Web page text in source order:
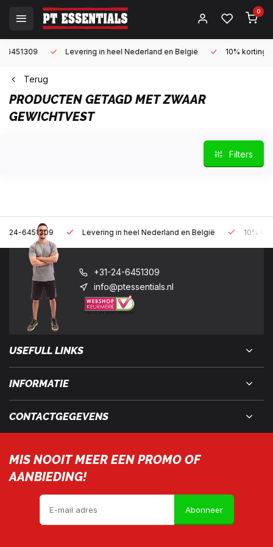
0
Levering in heel Nederland en België 10% korting met een
Terug
PRODUCTEN GETAGD MET ZWAAR
GEWICHTVEST
Filters
Levering in heel Nederland en België 10% korting met
+31-24-6451309
info@ptessentials.nl
USEFULL LINKS
INFORMATIE
CONTACTGEGEVENS
MIS NOOIT MEER EEN PROMO OF
AANBIEDING!
Abonneer